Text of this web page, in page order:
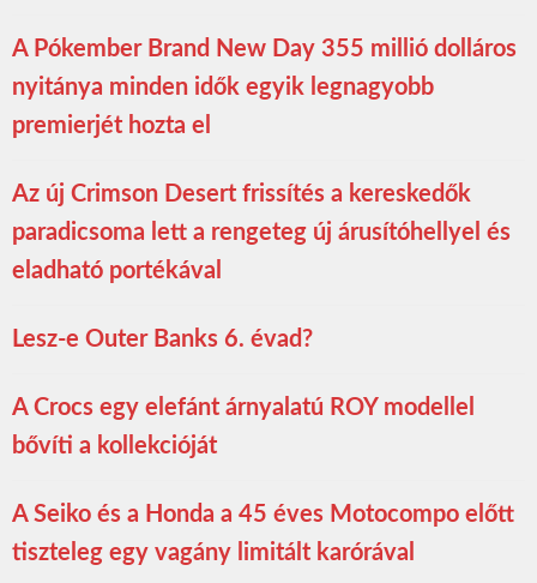
A Pókember Brand New Day 355 millió dolláros
nyitánya minden idők egyik legnagyobb
premierjét hozta el
Az új Crimson Desert frissítés a kereskedők
paradicsoma lett a rengeteg új árusítóhellyel és
eladható portékával
Lesz-e Outer Banks 6. évad?
A Crocs egy elefánt árnyalatú ROY modellel
bővíti a kollekcióját
A Seiko és a Honda a 45 éves Motocompo előtt
tiszteleg egy vagány limitált karórával